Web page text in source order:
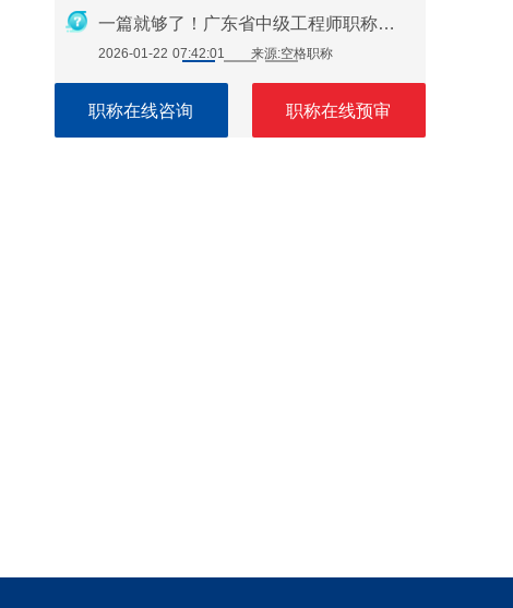
一篇就够了！广东省中级工程师职称评定需要准备哪些材料？
2026-01-22 07:42:01 来源:空格职称
职称在线咨询 职称在线预审